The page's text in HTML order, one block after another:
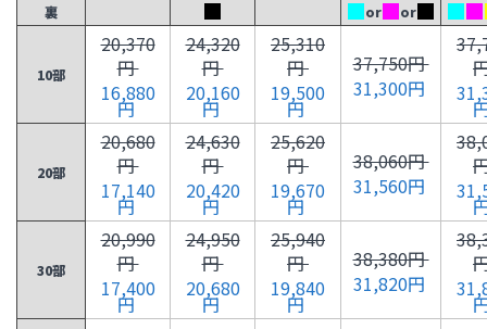
裏
or or
10部
20,370
円
16,880
円
24,320
円
20,160
円
25,310
円
19,500
円
37,750円
31,300円
20部
20,680
円
17,140
円
24,630
円
20,420
円
25,620
円
19,670
円
38,060円
31,560円
30部
20,990
円
17,400
円
24,950
円
20,680
円
25,940
円
19,840
円
38,380円
31,820円